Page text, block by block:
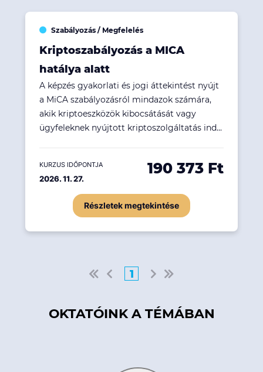
Szabályozás / Megfelelés
Kriptoszabályozás a MICA
hatálya alatt
A képzés gyakorlati és jogi áttekintést nyújt
a MiCA szabályozásról mindazok számára,
akik kriptoeszközök kibocsátását vagy
ügyfeleknek nyújtott kriptoszolgáltatás ind...
KURZUS IDŐPONTJA
2026. 11. 27.
190 373 Ft
Részletek megtekintése
1
OKTATÓINK A TÉMÁBAN